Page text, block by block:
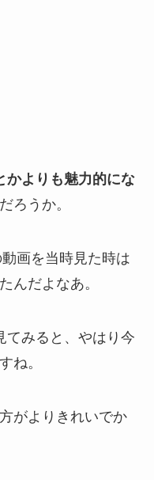
かよりも魅力的にな
ろうか。
画を当時見た時は
んだよなあ。
てみると、やはり今
ね。
がよりきれいでか